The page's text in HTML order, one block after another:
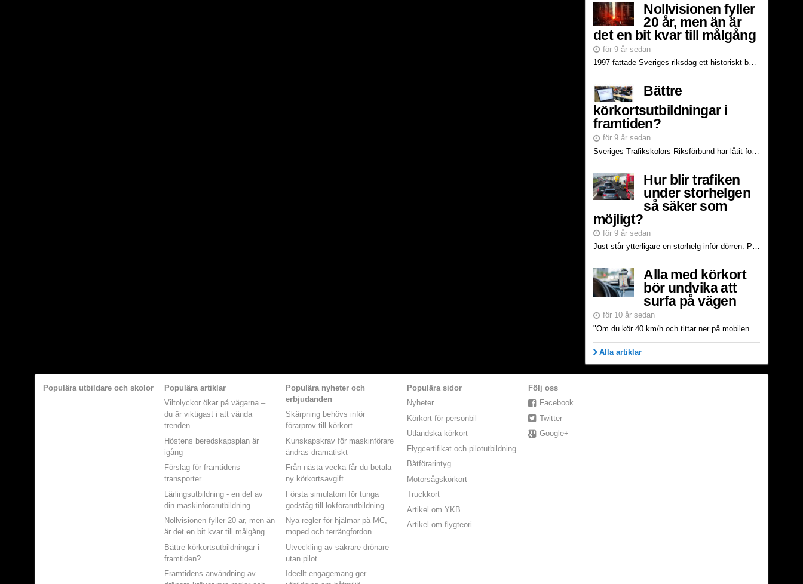
Nollvisionen fyller
20 år, men än är
det en bit kvar till målgång
för 9 år sedan
1997 fattade Sveriges riksdag ett historiskt beslut om att ingen ska dödas eller skadas allvarligt i trafiken. Beslutet har sedan dess varit vägledande för strategier, åtgärder och innovation inom tra...
Bättre
körkortsutbildningar i
framtiden?
för 9 år sedan
Hur blir trafiken
under storhelgen
så säker som
möjligt?
för 9 år sedan
Just står ytterligare en storhelg inför dörren: Påsken 2017 är här! Det här en av de stora helgerna då många svenskar beger sig ut på vägarna, reser till fjällen för att förlänga vintern eller reser t...
Alla med körkort
bör undvika att
surfa på vägen
för 10 år sedan
Alla artiklar
Populära utbildare och skolor
Populära artiklar
Viltolyckor ökar på vägarna –
du är viktigast i att vända
trenden
Höstens beredskapsplan är
igång
Förslag för framtidens
transporter
Lärlingsutbildning - en del av
din maskinförarutbildning
Nollvisionen fyller 20 år, men än
är det en bit kvar till målgång
Bättre körkortsutbildningar i
framtiden?
Framtidens användning av
Populära nyheter och
erbjudanden
Skärpning behövs inför
förarprov till körkort
Kunskapskrav för maskinförare
ändras dramatiskt
Från nästa vecka får du betala
ny körkortsavgift
Första simulatorn för tunga
godståg till lokförarutbildning
Nya regler för hjälmar på MC,
moped och terrängfordon
Utveckling av säkrare drönare
utan pilot
Ideellt engagemang ger
Populära sidor
Nyheter
Körkort för personbil
Utländska körkort
Flygcertifikat och pilotutbildning
Båtförarintyg
Motorsågskörkort
Truckkort
Artikel om YKB
Artikel om flygteori
Följ oss
Facebook
Twitter
Google+